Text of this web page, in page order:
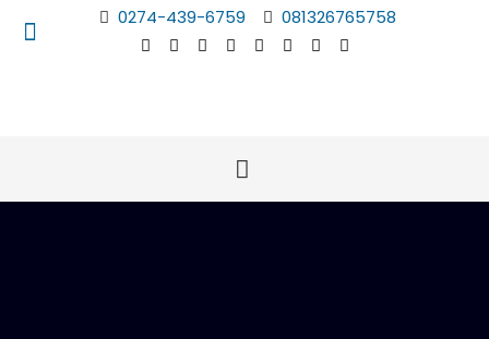
0274-439-6759 081326765758